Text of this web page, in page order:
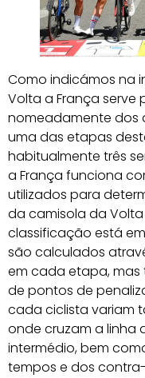
Como indicámos na
Volta a França serve
nomeadamente dos
uma das etapas
habitualmente três
a França funciona
utilizados para
da camisola da Volta
classificação está
são calculados
em cada etapa,
de pontos de
cada ciclista variam
onde cruzam a linha
intermédio, bem
tempos e dos